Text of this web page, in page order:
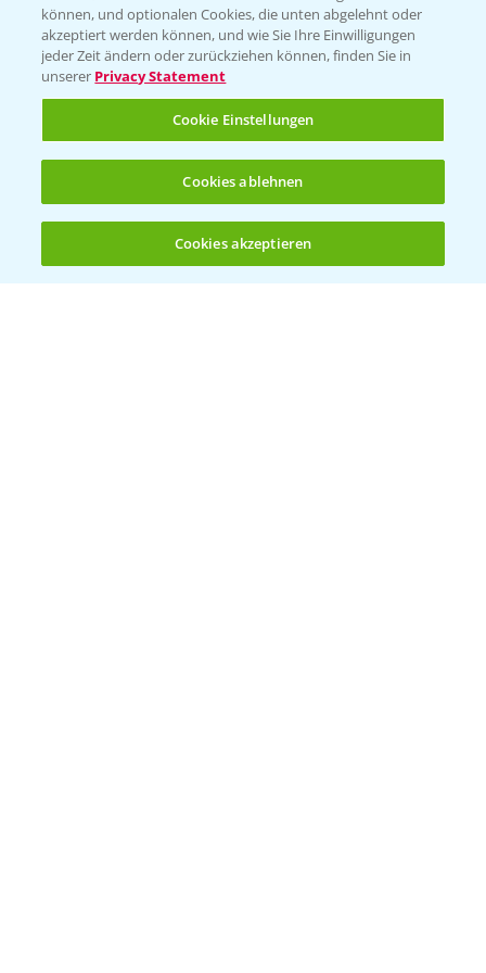
(noch 4)
Wetter Aktuell
BROSCHÜREN
Saatgut
Sonderkulturen
Verantwortung & Sorgfalt
können, und optionalen Cookies, die unten abgelehnt oder
akzeptiert werden können, und wie Sie Ihre Einwilligungen
jeder Zeit ändern oder zurückziehen können, finden Sie in
unserer Privacy Statement
Cookie Einstellungen
Cookies ablehnen
Cookies akzeptieren